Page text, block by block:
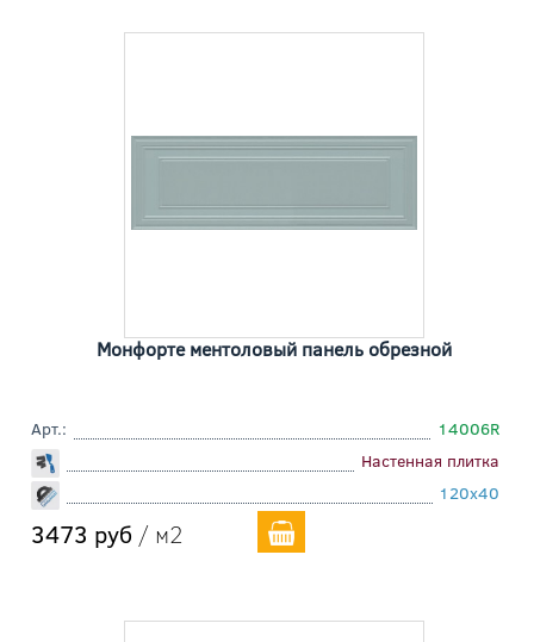
Монфорте ментоловый панель обрезной
Арт.:
14006R
Настенная плитка
120x40
3473 руб / м2